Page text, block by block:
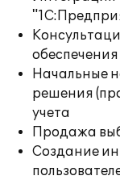
Начальные
решения
учета
Продажа
Создание